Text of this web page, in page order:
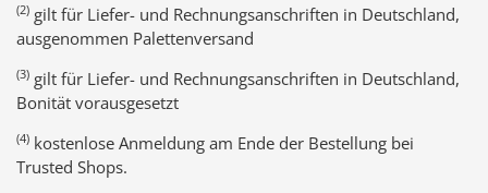
(2) gilt für Liefer- und Rechnungsanschriften in Deutschland,
ausgenommen Palettenversand
(3) gilt für Liefer- und Rechnungsanschriften in Deutschland,
Bonität vorausgesetzt
(4) kostenlose Anmeldung am Ende der Bestellung bei
Trusted Shops.